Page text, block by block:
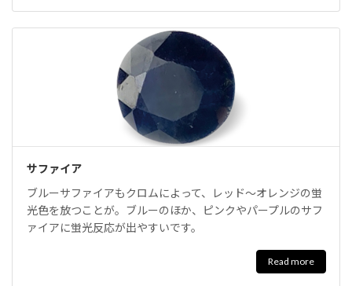
サファイア
ブルーサファイアもクロムによって、レッド～オレンジの蛍
光色を放つことが。ブルーのほか、ピンクやパープルのサフ
ァイアに蛍光反応が出やすいです。
Read more